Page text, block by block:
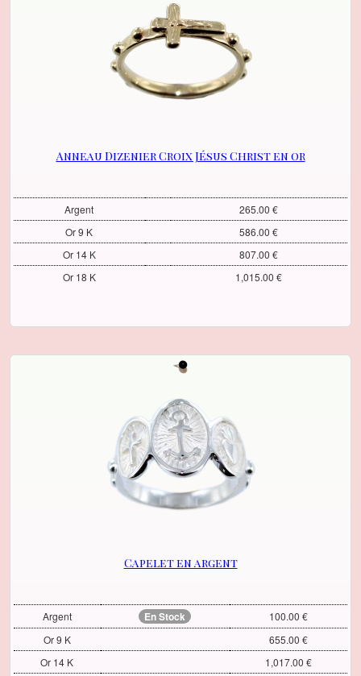
Anneau Dizenier Croix Jésus Christ en or
Argent
265.00 €
Or 9 K
586.00 €
Or 14 K
807.00 €
Or 18 K
1,015.00 €
Capelet en argent
Argent En Stock
100.00 €
Or 9 K
655.00 €
Or 14 K
1,017.00 €